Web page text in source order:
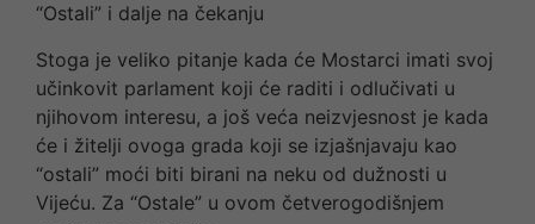
“Ostali” i dalje na čekanju
Stoga je veliko pitanje kada će Mostarci imati svoj
učinkovit parlament koji će raditi i odlučivati u
njihovom interesu, a još veća neizvjesnost je kada
će i žitelji ovoga grada koji se izjašnjavaju kao
“ostali” moći biti birani na neku od dužnosti u
Vijeću. Za “Ostale” u ovom četverogodišnjem